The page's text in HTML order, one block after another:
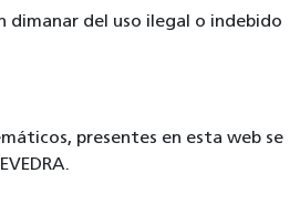
dimanar del uso ilegal o indebido
presentes en esta web se